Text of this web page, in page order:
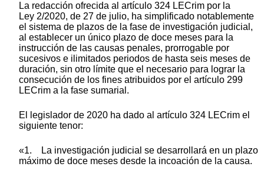
La redacción ofrecida al artículo 324 LECrim por la
Ley 2/2020, de 27 de julio, ha simplificado notablemente
el sistema de plazos de la fase de investigación judicial,
al establecer un único plazo de doce meses para la
instrucción de las causas penales, prorrogable por
sucesivos e ilimitados periodos de hasta seis meses de
duración, sin otro límite que el necesario para lograr la
consecución de los fines atribuidos por el artículo 299
LECrim a la fase sumarial.
El legislador de 2020 ha dado al artículo 324 LECrim el
siguiente tenor:
«1. La investigación judicial se desarrollará en un plazo
máximo de doce meses desde la incoación de la causa.